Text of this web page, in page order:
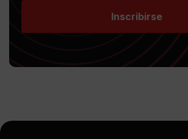
Inscribirse